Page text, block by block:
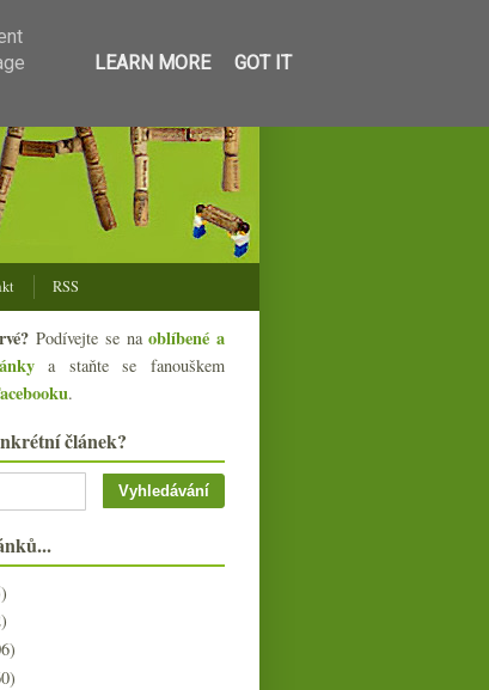
RSS
Podívejte se naoblíbené a
a staňte se fanouškem
.
článek?
LEARN MORE GOT IT